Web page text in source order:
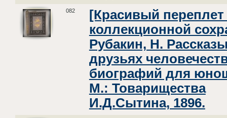
082
[Красивый переплет
коллекционной
Рубакин, Н.
друзьях
биографий для
М.: Товарищества
И.Д.Сытина, 1896.